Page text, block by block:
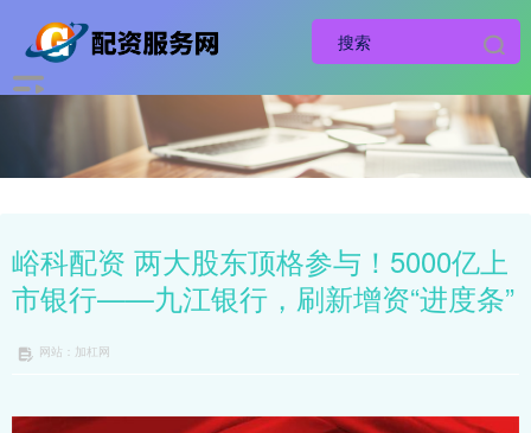
峪科配资 两大股东顶格参与！5000亿上
市银行——九江银行，刷新增资“进度条”
网站：加杠网